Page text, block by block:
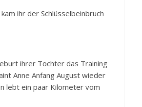
ihr der Schlüsselbeinbruch
ihrer Tochter das Training
Anne Anfang August wieder
lebt ein paar Kilometer vom